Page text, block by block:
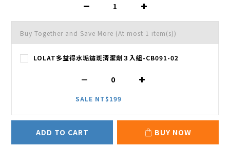
Buy Together and Save More (At most 1 item(s))
LOLAT多益得水垢鏽斑清潔劑３入組-CB091-02
SALE NT$199
ADD TO CART BUY NOW